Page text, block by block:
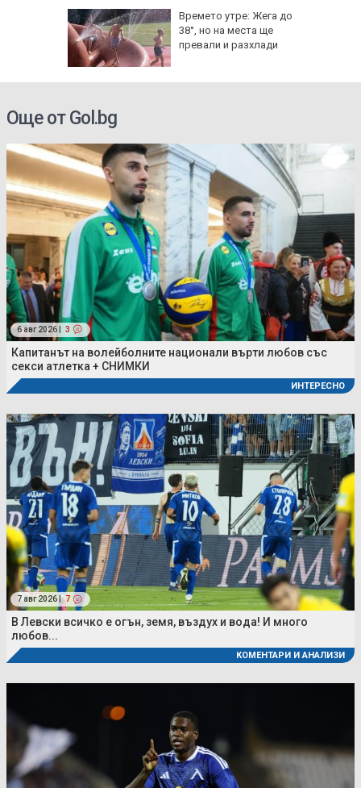
Времето утре: Жега до
38°, но на места ще
превали и разхлади
Още от Gol.bg
6 авг 2026 | 3
Капитанът на волейболните национали върти любов със
секси атлетка + СНИМКИ
ИНТЕРЕСНО
7 авг 2026 | 7
В Левски всичко е огън, земя, въздух и вода! И много
любов...
КОМЕНТАРИ И АНАЛИЗИ